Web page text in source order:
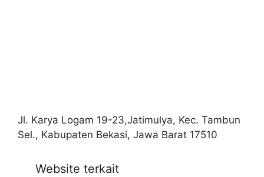
Jl. Karya Logam 19-23,Jatimulya, Kec. Tambun
Sel., Kabupaten Bekasi, Jawa Barat 17510
Website terkait